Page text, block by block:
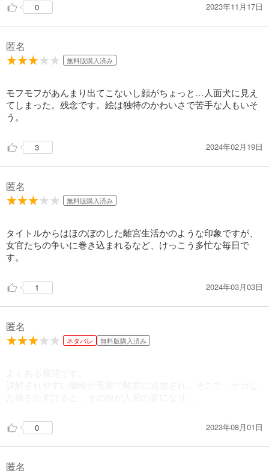
0
2023年11月17日
匿名
無料版購入済み
モフモフがあんまり出てこないし顔がちょっと…人面犬に見え
てしまった。残念です。絵は独特のかわいさで苦手な人もいそ
う。
3 2024年02月19日
匿名
無料版購入済み
タイトルからはほのぼのした離宮生活かのような印象ですが、
女官たちの争いに巻き込まれるなど、けっこう多忙な毎日で
す。
1 2024年03月03日
匿名
ネタバレ 無料版購入済み
0 2023年08月01日
匿名